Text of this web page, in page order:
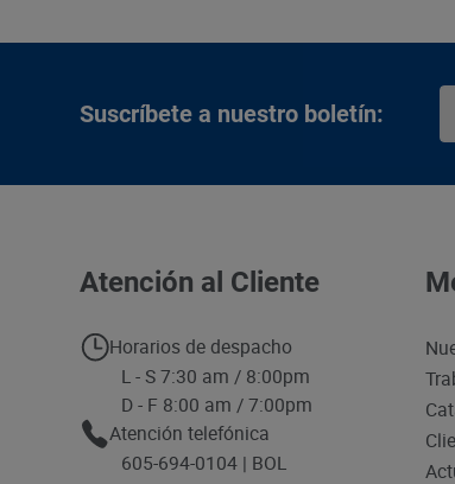
Suscríbete a nuestro boletín:
Atención al Cliente
Horarios de despacho
L - S 7:30 am / 8:00pm
D - F 8:00 am / 7:00pm
Atención telefónica
605-694-0104 | BOL